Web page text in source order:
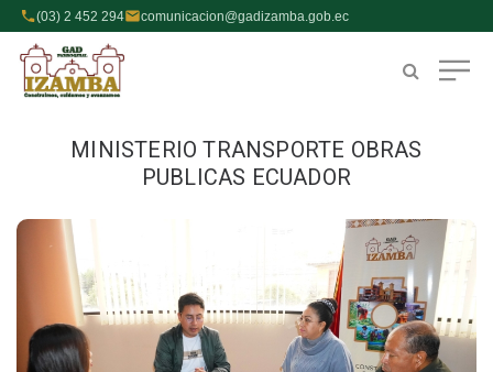
(03) 2 452 294 comunicacion@gadizamba.gob.ec
MINISTERIO TRANSPORTE OBRAS
PUBLICAS ECUADOR